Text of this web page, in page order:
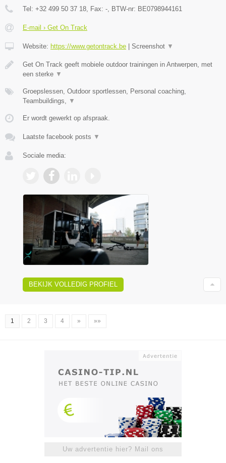
Tel: +32 499 50 37 18, Fax: -, BTW-nr: BE0798944161
E-mail › Get On Track
Website: https://www.getontrack.be Screenshot ▼
Get On Track geeft mobiele outdoor trainingen in Antwerpen, met
een sterke ▼
Groepslessen, Outdoor sportlessen, Personal coaching,
Teambuildings, ▼
Er wordt gewerkt op afspraak.
Laatste facebook posts ▼
Sociale media:
BEKIJK VOLLEDIG PROFIEL
1 2 3 4 » »»
Uw advertentie hier? Mail ons